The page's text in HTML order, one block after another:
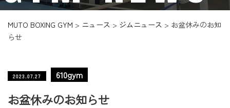
MUTO BOXING GYM > ニュース > ジムニュース > お盆休みのお知
らせ
2023.07.27 610gym
お盆休みのお知らせ